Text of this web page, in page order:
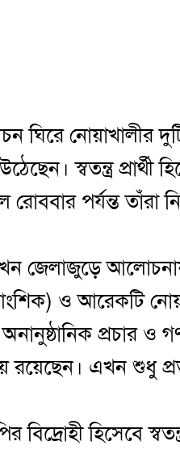
ঘিরে নোয়াখালীর
উঠেছেন। স্বতন্ত্র
পর্যন্ত তাঁরা
জেলাজুড়ে
ও আরেকটি
প্রচার ও
রয়েছেন। এখন শুধু
হিসেবে